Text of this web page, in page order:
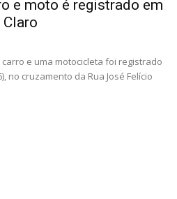
e moto é registrado em
e uma motocicleta foi registrado
no cruzamento da Rua José Felício